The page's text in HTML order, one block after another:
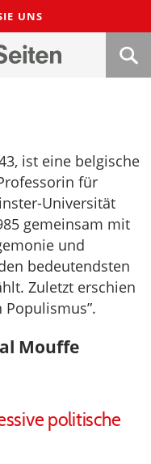
UNS
ist eine belgische
für
Universität
gemeinsam mit
und
bedeutendsten
Zuletzt erschien
Populismus”.
Mouffe
politische